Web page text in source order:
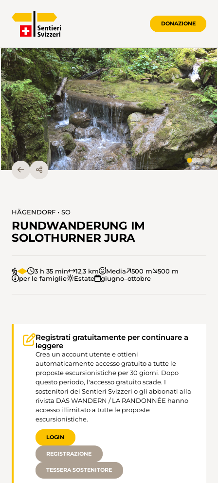
DONAZIONE
HÄGENDORF • SO
RUNDWANDERUNG IM
SOLOTHURNER JURA
3 h 35 min 12,3 km Media 500 m
500 m
per le famiglie
Estate giugno–ottobre
Registrati gratuitamente per continuare a
leggere
Crea un account utente e ottieni
automaticamente accesso gratuito a tutte le
proposte escursionistiche per 30 giorni. Dopo
questo periodo, l'accesso gratuito scade. I
sostenitori dei Sentieri Svizzeri o gli abbonati alla
rivista DAS WANDERN / LA RANDONNÉE hanno
accesso illimitato a tutte le proposte
escursionistiche.
LOGIN
REGISTRAZIONE
TESSERA SOSTENITORE